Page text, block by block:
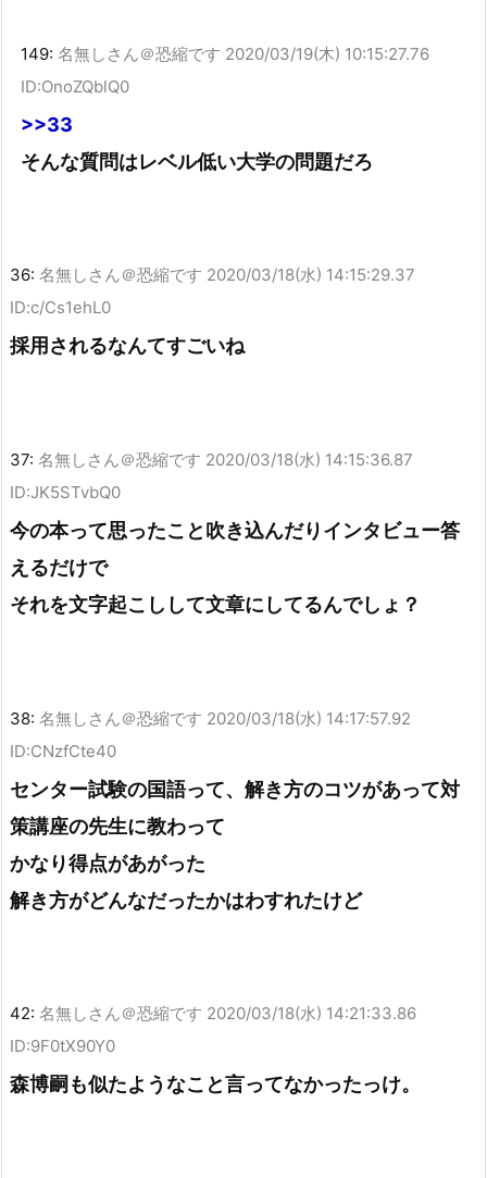
149: 名無しさん＠恐縮です 2020/03/19(木) 10:15:27.76
ID:OnoZQblQ0
>>33
そんな質問はレベル低い大学の問題だろ
36: 名無しさん＠恐縮です 2020/03/18(水) 14:15:29.37
ID:c/Cs1ehL0
採用されるなんてすごいね
37: 名無しさん＠恐縮です 2020/03/18(水) 14:15:36.87
ID:JK5STvbQ0
今の本って思ったこと吹き込んだりインタビュー答
えるだけで
それを文字起こしして文章にしてるんでしょ？
38: 名無しさん＠恐縮です 2020/03/18(水) 14:17:57.92
ID:CNzfCte40
センター試験の国語って、解き方のコツがあって対
策講座の先生に教わって
かなり得点があがった
解き方がどんなだったかはわすれたけど
42: 名無しさん＠恐縮です 2020/03/18(水) 14:21:33.86
ID:9F0tX90Y0
森博嗣も似たようなこと言ってなかったっけ。